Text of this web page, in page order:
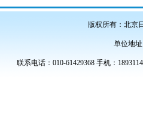
版权所有：北京
单位地
联系电话：010-61429368 手机：